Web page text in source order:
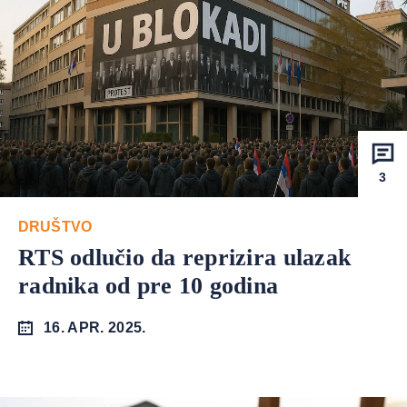
3
DRUŠTVO
RTS odlučio da reprizira ulazak
radnika od pre 10 godina
16. APR. 2025.